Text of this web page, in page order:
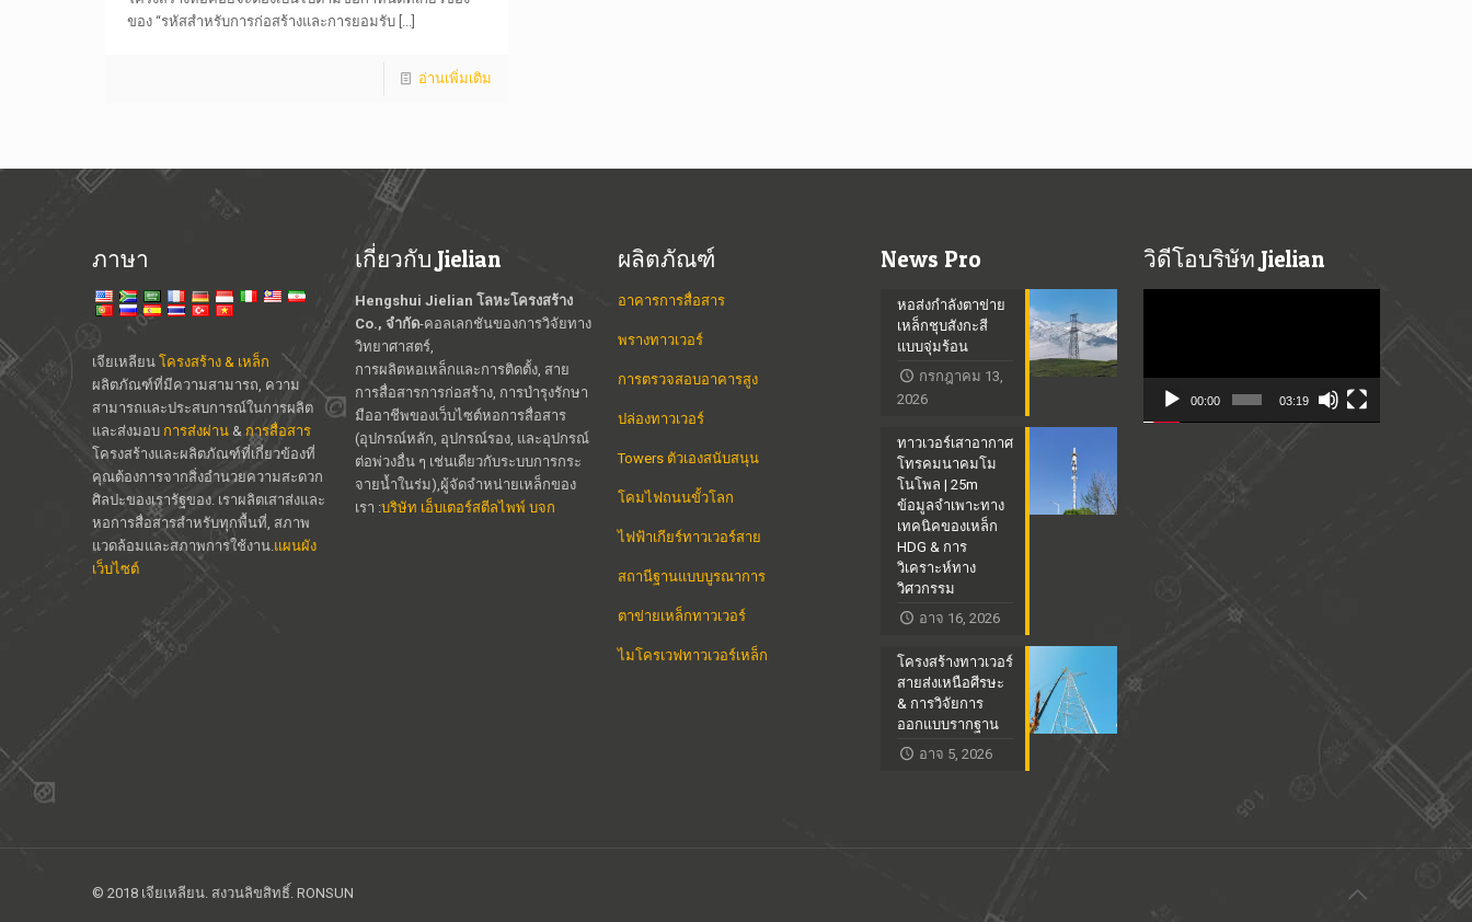
ของ “รหัสสำหรับการก่อสร้างและการยอมรับ[...]
อ่านเพิ่มเติม
ภาษา
เจียเหลียน โครงสร้าง & เหล็ก
ผลิตภัณฑ์ที่มีความสามารถ, ความ
สามารถและประสบการณ์ในการผลิต
และส่งมอบ การส่งผ่าน & การสื่อสาร
โครงสร้างและผลิตภัณฑ์ที่เกี่ยวข้องที่
คุณต้องการจากสิ่งอำนวยความสะดวก
ศิลปะของเรารัฐของ. เราผลิตเสาส่งและ
หอการสื่อสารสำหรับทุกพื้นที่, สภาพ
แวดล้อมและสภาพการใช้งาน. แผนผัง
เว็บไซต์
เกี่ยวกับ Jielian
Hengshui Jielian โลหะโครงสร้าง
Co., จำกัด-คอลเลกชันของการวิจัยทาง
วิทยาศาสตร์,
การผลิตหอเหล็กและการติดตั้ง, สาย
การสื่อสารการก่อสร้าง, การบำรุงรักษา
มืออาชีพของเว็บไซต์หอการสื่อสาร
(อุปกรณ์หลัก, อุปกรณ์รอง, และอุปกรณ์
ต่อพ่วงอื่น ๆ เช่นเดียวกับระบบการกระ
จายน้ำในร่ม),ผู้จัดจำหน่ายเหล็กของ
เรา :บริษัท เอ็บเตอร์สตีลไพพ์ บจก
ผลิตภัณฑ์
อาคารการสื่อสาร
พรางทาวเวอร์
การตรวจสอบอาคารสูง
ปล่องทาวเวอร์
Towers ตัวเองสนับสนุน
โคมไฟถนนขั้วโลก
ไฟฟ้าเกียร์ทาวเวอร์สาย
สถานีฐานแบบบูรณาการ
ตาข่ายเหล็กทาวเวอร์
ไมโครเวฟทาวเวอร์เหล็ก
News Pro
หอส่งกำลังตาข่าย
เหล็กชุบสังกะสี
แบบจุ่มร้อน
กรกฎาคม 13,
2026
ทาวเวอร์เสาอากาศ
โทรคมนาคมโม
โนโพล | 25m
ข้อมูลจำเพาะทาง
เทคนิคของเหล็ก
HDG & การ
วิเคราะห์ทาง
วิศวกรรม
อาจ 16, 2026
โครงสร้างทาวเวอร์
สายส่งเหนือศีรษะ
& การวิจัยการ
ออกแบบรากฐาน
อาจ 5, 2026
วิดีโอบริษัท Jielian
00:00 03:19
© 2018 เจียเหลียน. สงวนลิขสิทธิ์. RONSUN